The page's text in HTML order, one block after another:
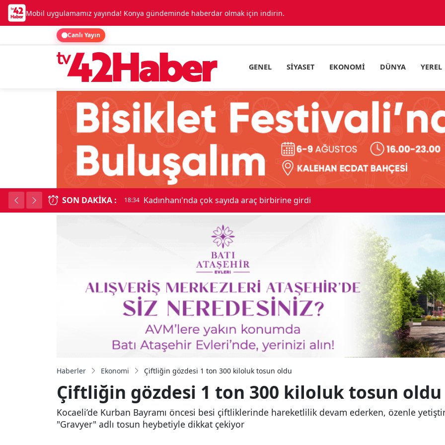
Mobil uygulamamız yayında! Konya gündeminde haberdar olmak için indirin.
Canlı Yayın
GENEL SIYASET EKONOMI DÜNYA YEREL
SON DAKIKA : 18:34 Beşikçioğlu Konya'ya Sevk Edildi
Haberler Ekonomi Çiftliğin gözdesi 1 ton 300 kiloluk tosun oldu
Çiftliğin gözdesi 1 ton 300 kiloluk tosun oldu
Kocaeli’de Kurban Bayramı öncesi besi çiftliklerinde hareketlilik devam ederken, özenle
"Gravyer" adlı tosun heybetiyle dikkat çekiyor